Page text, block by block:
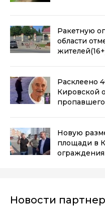
Ракетную
области
жителей
Расклеено
Кировской
Новую
площади в
Новости